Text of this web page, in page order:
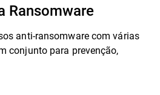
Ransomware
anti-ransomware com várias
conjunto para prevenção,